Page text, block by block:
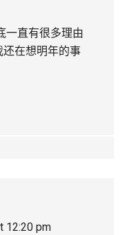
一直有很多理由
在想明年的事
12:20 pm